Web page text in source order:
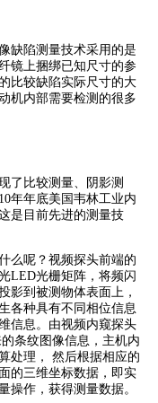
缺陷测量技术采用的是
镜上捆绑已知尺寸的参
比较缺陷实际尺寸的大
机内部需要检测的很多
了比较测量、阴影测
年年底美国韦林工业内
是目前先进的测量技
么呢？视频探头前端的
LED光栅矩阵，将频闪
影到被测物体表面上，
各种具有不同相位信息
信息。由视频内窥探头
条纹图像信息，主机内
处理， 然后根据相应的
的三维坐标数据，即实
操作，获得测量数据。